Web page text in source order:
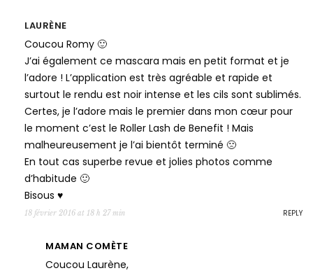
LAURÈNE
Coucou Romy 🙂
J’ai également ce mascara mais en petit format et je
l’adore ! L’application est très agréable et rapide et
surtout le rendu est noir intense et les cils sont sublimés.
Certes, je l’adore mais le premier dans mon cœur pour
le moment c’est le Roller Lash de Benefit ! Mais
malheureusement je l’ai bientôt terminé 🙁
En tout cas superbe revue et jolies photos comme
d’habitude 🙂
Bisous ♥
18 février 2016 at 18 h 27 min REPLY
MAMAN COMÈTE
Coucou Laurène,